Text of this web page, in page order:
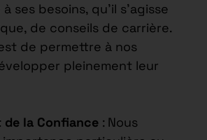
ses besoins, qu’il s’agisse
de conseils de carrière.
de permettre à nos
pleinement leur
de la Confiance : Nous